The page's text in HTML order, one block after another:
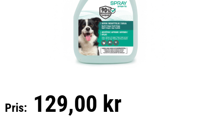
Pris: 129,00 kr